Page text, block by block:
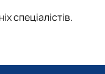
спеціалістів.